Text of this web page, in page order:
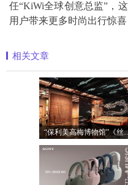
任“KiWi全球创意总监”，
用户带来更多时尚出行惊
相关文章
“保利美高梅博